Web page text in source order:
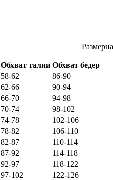
Обхват талии Обхват бедер
58-62
86-90
62-66
90-94
66-70
94-98
70-74
98-102
74-78
102-106
78-82
106-110
82-87
110-114
87-92
114-118
92-97
118-122
97-102
122-126